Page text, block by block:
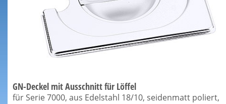
GN-Deckel mit Ausschnitt für Löffel
für Serie 7000, aus Edelstahl 18/10, seidenmatt poliert,